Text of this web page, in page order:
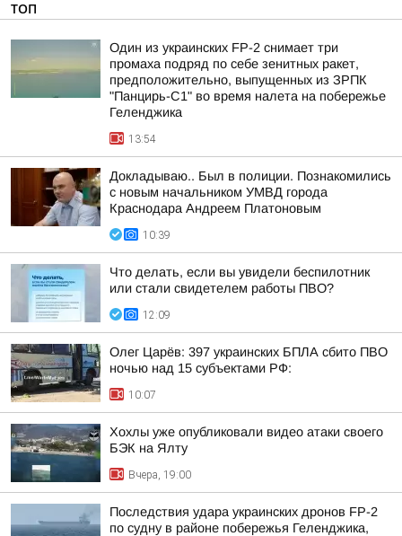
ТОП
Один из украинских FP-2 снимает три
промаха подряд по себе зенитных ракет,
предположительно, выпущенных из ЗРПК
"Панцирь-С1" во время налета на побережье
Геленджика
13:54
Докладываю.. Был в полиции. Познакомились
с новым начальником УМВД города
Краснодара Андреем Платоновым
10:39
Что делать, если вы увидели беспилотник
или стали свидетелем работы ПВО?
12:09
Олег Царёв: 397 украинских БПЛА сбито ПВО
ночью над 15 субъектами РФ:
10:07
Хохлы уже опубликовали видео атаки своего
БЭК на Ялту
Вчера, 19:00
Последствия удара украинских дронов FP-2
по судну в районе побережья Геленджика,